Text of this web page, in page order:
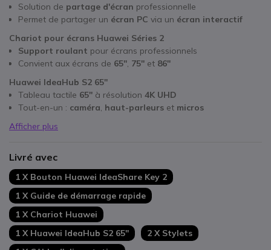
Solution de partage d'écran professionnelle
Permet de partager un écran PC via un écran interactif
Chariot pour écrans Huawei Séries 2
Support roulant pour écrans professionnels
Convient aux écrans de 65'', 75'' et 86''
Huawei IdeaHub S2 65''
Tableau tactile 65'' à résolution 4K UHD
Tout-en-un : caméra, haut-parleurs et micros
Afficher plus
Livré avec
1 X Bouton Huawei IdeaShare Key 2
1 X Guide de démarrage rapide
1 X Chariot Huawei
1 X Huawei IdeaHub S2 65''
2 X Stylets